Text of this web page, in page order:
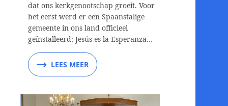
dat ons kerkgenootschap groeit. Voor
het eerst werd er een Spaanstalige
gemeente in ons land officieel
geïnstalleerd: Jesús es la Esperanza…
LEES MEER